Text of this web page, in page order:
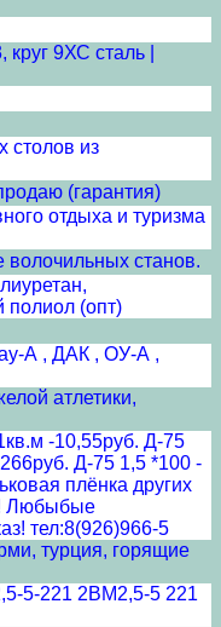
9ХС сталь |
столов из
(гарантия)
отдыха и туризма
волочильных станов.
(опт)
А , ДАК , ОУ-А ,
атлетики,
-10,55руб. Д-75
Д-75 1,5 *100 -
плёнка других
Любыбые
тел:8(926)966-5
турция, горящие
5-221 2ВМ2,5-5 221